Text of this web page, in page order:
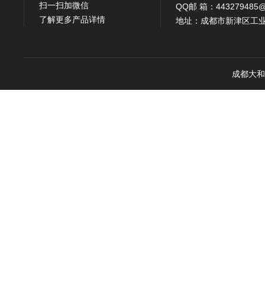
扫一扫加微信
了解更多产品详情
QQ邮 箱：
地址：成都市新津区工
成都大